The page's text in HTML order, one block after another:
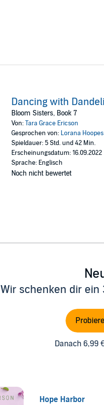
Dancing with
Bloom Sisters, Book 7
Von:Tara Grace Ericson
Gesprochen von: Lorana Hoopes
Spieldauer: 5 Std. und 42 Min.
Erscheinungsdatum: 16.09.2022
Sprache: Englisch
Noch nicht bewertet
Wir schenken dir ein
Danach 6,99
Hope Harbor